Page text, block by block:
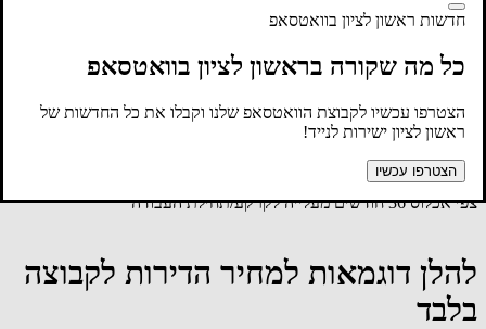
לקראת מסירת המפתח. במסלול פטור מהצמדה למדד.
מארגני הקבוצה השיגו הנחות משמעתיות המגיעות עד מאות אלפי ש"ח
לדירות בשכונה, הזהות לדירות הקבוצה ולמתחמים אחרים הנבנים
לכל דירה חניה מקורה תת קרקעית. לפנטהאוז 2 חניות
בתשלום.
צפי אכלוס 36 חודשים מעלייה לקרקע/תחילת העבודה
להלן דוגמאות למחיר הדירות לקבוצה
בלבד
חדשות ראשון לציון בוואטסאפ
כל מה שקורה בראשון לציון בוואטסאפ
הצטרפו עכשיו לקבוצת הוואטסאפ שלנו וקבלו את כל החדשות של
ראשון לציון ישירות לנייד!
הצטרפו עכשיו